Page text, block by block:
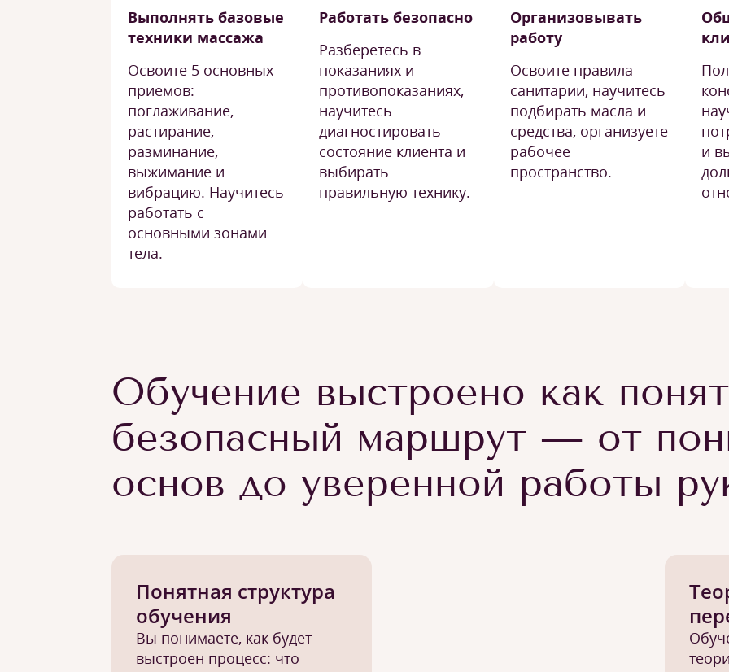
Выполнять базовые
техники массажа
Освоите 5 основных
приемов:
поглаживание,
растирание,
разминание,
выжимание и
вибрацию. Научитесь
работать с
основными зонами
тела.
Работать безопасно
Разберетесь в
показаниях и
противопоказаниях,
научитесь
диагностировать
состояние клиента и
выбирать
правильную технику.
Организовывать
работу
Освоите правила
санитарии, научитесь
подбирать масла и
средства, организуете
рабочее
пространство.
и
Обучение выстроено как
безопасный маршрут — от
основ до уверенной работы
Понятная структура
обучения
Вы понимаете, как будет
выстроен процесс: что